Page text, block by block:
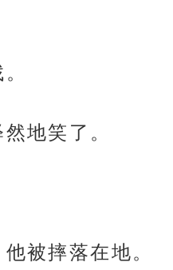
地笑了。
被摔落在地。